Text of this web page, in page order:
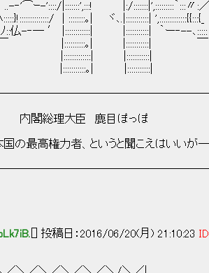
|:/:::::::|',:::::::::｀:::〃:
| ::::::::｡| ヾ､.|:::::::::::|
|::::::::::::| |:::::::::::| ｀ー‐--､:::::＞
|::::::::::｡| |:::::::::::| ￣
|:::::::::::|
｡| |:::::::::::|
理大臣 鹿目ぽ
権力者、というと聞こえはいい
[] 投稿日：2016/06/20(月) 21:10:23